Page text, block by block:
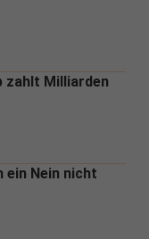
zahlt Milliarden
ein Nein nicht